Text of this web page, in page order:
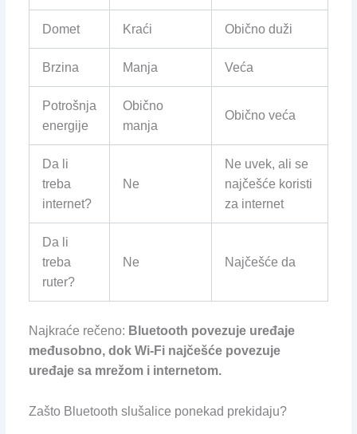
Domet Kraći Obično duži
Brzina Manja Veća
Potrošnja
energije
Obično
manja
Obično veća
Da li
treba
internet?
Ne
Ne uvek, ali se
najčešće koristi
za internet
Da li
treba
ruter?
Ne Najčešće da
Najkraće rečeno: Bluetooth povezuje uređaje
međusobno, dok Wi-Fi najčešće povezuje
uređaje sa mrežom i internetom.
Zašto Bluetooth slušalice ponekad prekidaju?